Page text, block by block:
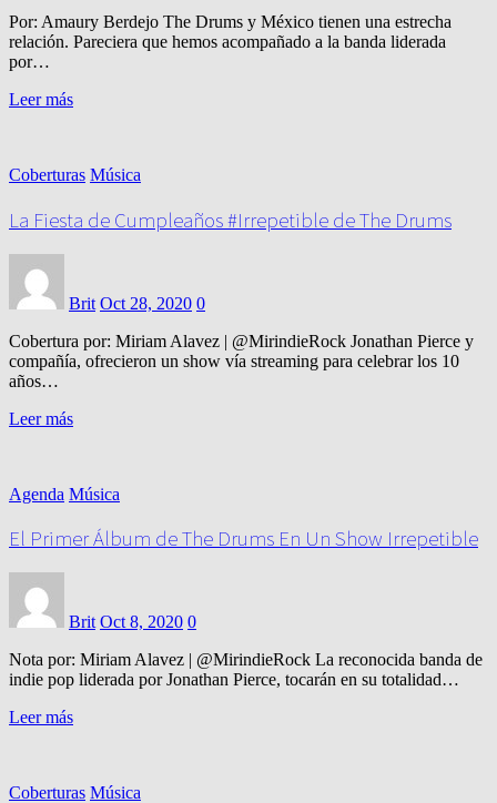
Por: Amaury Berdejo The Drums y México tienen una estrecha
relación. Pareciera que hemos acompañado a la banda liderada
por…
Leer más
Coberturas Música
La Fiesta de Cumpleaños #Irrepetible de The Drums
Brit Oct 28, 2020 0
Cobertura por: Miriam Alavez | @MirindieRock Jonathan Pierce y
compañía, ofrecieron un show vía streaming para celebrar los 10
años…
Leer más
Agenda Música
El Primer Álbum de The Drums En Un Show Irrepetible
Brit Oct 8, 2020 0
Nota por: Miriam Alavez | @MirindieRock La reconocida banda de
indie pop liderada por Jonathan Pierce, tocarán en su totalidad…
Leer más
Coberturas Música